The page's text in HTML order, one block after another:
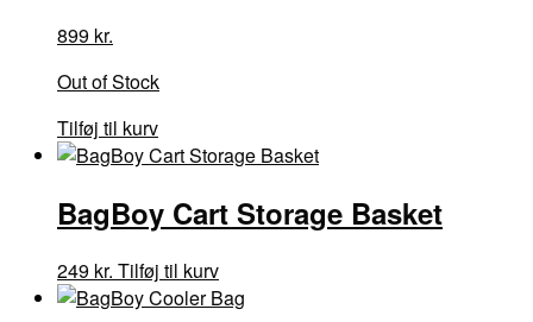
899 kr.
Out of Stock
Tilføj til kurv
BagBoy Cart Storage Basket
249 kr. Tilføj til kurv